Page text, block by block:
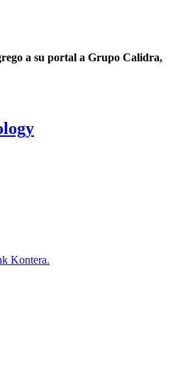
a su portal a Grupo Calidra,
Kontera.